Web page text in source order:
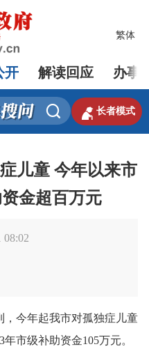
繁体
开 解读回应 办事
  长者模式
儿童 今年以来市
金超百万元
08:02
今年起我市对孤独症儿童
市级补助资金105万元。